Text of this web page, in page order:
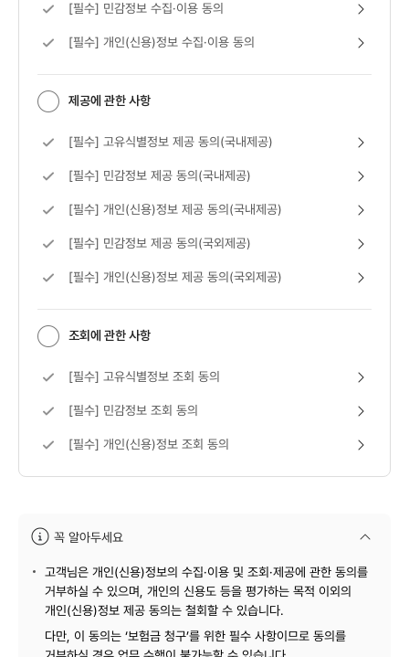
[필수] 민감정보 수집·이용 동의
[필수] 개인(신용)정보 수집·이용 동의
제공에 관한 사항
[필수] 고유식별정보 제공 동의(국내제공)
[필수] 민감정보 제공 동의(국내제공)
[필수] 개인(신용)정보 제공 동의(국내제공)
[필수] 민감정보 제공 동의(국외제공)
[필수] 개인(신용)정보 제공 동의(국외제공)
조회에 관한 사항
[필수] 고유식별정보 조회 동의
[필수] 민감정보 조회 동의
[필수] 개인(신용)정보 조회 동의
꼭 알아두세요
고객님은 개인(신용)정보의 수집·이용 및 조회·제공에 관한 동의를
거부하실 수 있으며, 개인의 신용도 등을 평가하는 목적 이외의
개인(신용)정보 제공 동의는 철회할 수 있습니다.
다만, 이 동의는 ‘보험금 청구’를 위한 필수 사항이므로 동의를